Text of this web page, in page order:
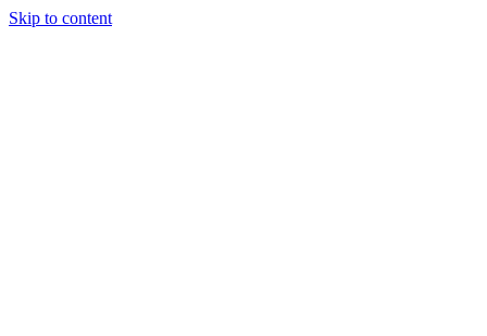
Skip to content